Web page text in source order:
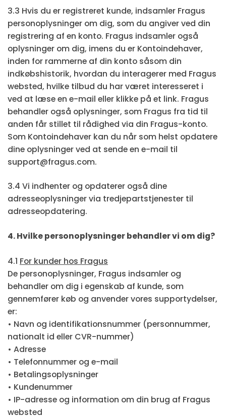
3.3 Hvis du er registreret kunde, indsamler Fragus
personoplysninger om dig, som du angiver ved din
registrering af en konto. Fragus indsamler også
oplysninger om dig, imens du er Kontoindehaver,
inden for rammerne af din konto såsom din
indkøbshistorik, hvordan du interagerer med Fragus
websted, hvilke tilbud du har været interesseret i
ved at læse en e-mail eller klikke på et link. Fragus
behandler også oplysninger, som Fragus fra tid til
anden får stillet til rådighed via din Fragus-konto.
Som Kontoindehaver kan du når som helst opdatere
dine oplysninger ved at sende en e-mail til
support@fragus.com.
3.4 Vi indhenter og opdaterer også dine
adresseoplysninger via tredjepartstjenester til
adresseopdatering.
4. Hvilke personoplysninger behandler vi om dig?
4.1 For kunder hos Fragus
De personoplysninger, Fragus indsamler og
behandler om dig i egenskab af kunde, som
gennemfører køb og anvender vores supportydelser,
er:
• Navn og identifikationsnummer (personnummer,
nationalt id eller CVR-nummer)
• Adresse
• Telefonnummer og e-mail
• Betalingsoplysninger
• Kundenummer
• IP-adresse og information om din brug af Fragus
websted